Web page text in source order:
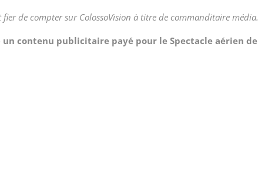
fier de compter sur ColossoVision à titre de commanditaire média.
contenu publicitaire payé pour le Spectacle aérien de